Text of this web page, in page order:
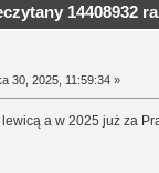
14408932
30, 2025, 11:59:34 »
a w 2025 już za